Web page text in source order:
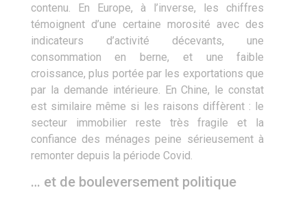
contenu. En Europe, à l’inverse, les chiffres
témoignent d’une certaine morosité avec des
indicateurs d’activité décevants, une
consommation en berne, et une faible
croissance, plus portée par les exportations que
par la demande intérieure. En Chine, le constat
est similaire même si les raisons diffèrent : le
secteur immobilier reste très fragile et la
confiance des ménages peine sérieusement à
remonter depuis la période Covid.
… et de bouleversement politique